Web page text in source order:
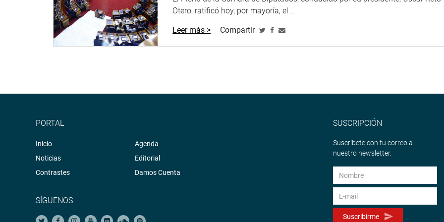
Otero, ratificó hoy, por mayoría, el...
Leer más > Compartir
PORTAL
Inicio
Noticias
Contrastes
Agenda
Editorial
Damos Cuenta
SÍGUENOS
SUSCRIPCIÓN
Suscríbete con tu correo a
nuestro newsletter.
Suscribirme